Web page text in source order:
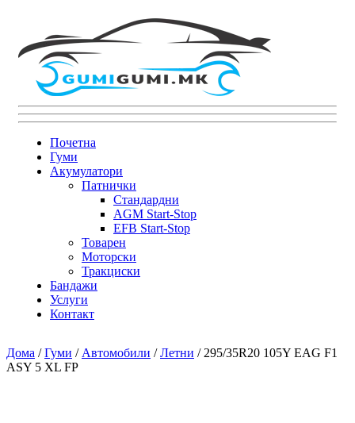
Почетна
Гуми
Акумулатори
Патнички
Стандардни
AGM Start-Stop
EFB Start-Stop
Товарен
Моторски
Тракциски
Бандажи
Услуги
Контакт
Дома /Гуми / Автомобили /Летни / 295/35R20 105Y EAG F1
ASY 5 XL FP